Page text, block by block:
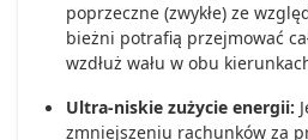
poprzeczne (zwykłe) ze
bieżni potrafią przejmować
wzdłuż wału w obu
Ultra-niskie zużycie energii:
zmniejszeniu rachunków za